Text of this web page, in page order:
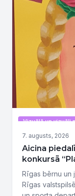
Vizuālā un vizuāli
7. augusts, 2026
Aicina
konkursā
tauta – stipra
Rīgas bērnu un
Rīgas